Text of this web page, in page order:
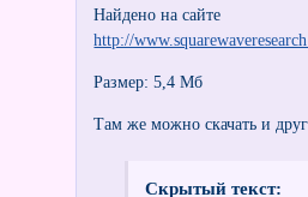
Найдено на сайте
http://
Размер: 5,4 Мб
Там же можно скачать и
Скрытый текст: